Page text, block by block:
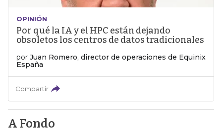
OPINIÓN
Por qué la IA y el HPC están dejando
obsoletos los centros de datos tradicionales
por Juan Romero, director de operaciones de Equinix
España
Compartir
A Fondo